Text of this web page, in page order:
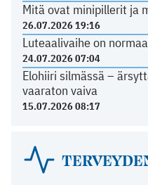
Mitä ovat minipillerit ja
26.07.2026 19:16
Luteaalivaihe on
24.07.2026 07:04
Elohiiri silmässä –
vaaraton vaiva
15.07.2026 08:17